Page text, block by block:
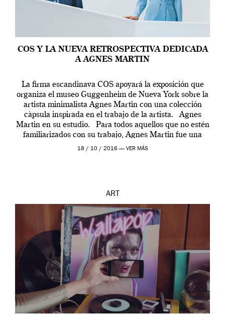
COS Y LA NUEVA RETROSPECTIVA DEDICADA
A AGNES MARTIN
La firma escandinava COS apoyará la exposición que
organiza el museo Guggenheim de Nueva York sobre la
artista minimalista Agnes Martin con una colección
càpsula inspirada en el trabajo de la artista. Agnes
Martin en su estudio. Para todos aquellos que no estén
familiarizados con su trabajo, Agnes Martin fue una
pintora minimalista canadiense […]
18 / 10 / 2016 — VER MÁS
ART